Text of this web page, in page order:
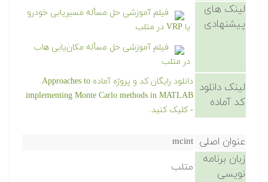
لینک های
پیشنهادی
فیلم آموزشی حل مسأله مسیریابی خودرو
یا VRP در متلب
فیلم آموزشی حل مسأله مکان‌یابی هاب
در متلب
لینک دانلود
کد آماده
دانلود رایگان کد و پروژه آماده Approaches to
implementing Monte Carlo methods in MATLAB
- کلیک کنید.
عنوان اصلی mcint
زبان برنامه
نویسی
متلب